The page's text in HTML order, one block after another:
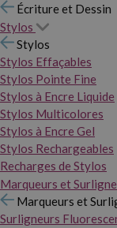
Écriture et Dessin
Stylos
Stylos
Stylos Effaçables
Stylos Pointe Fine
Stylos à Encre Liquide
Stylos Multicolores
Stylos à Encre Gel
Stylos Rechargeables
Recharges de Stylos
Marqueurs et
Marqueurs et
Surligneurs